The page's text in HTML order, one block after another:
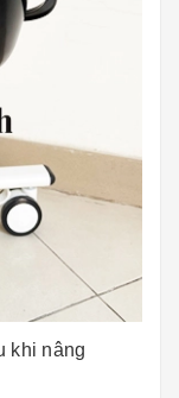
khi nâng